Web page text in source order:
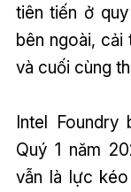
tiên tiến ở
bên ngoài, cải
và cuối cùng
Intel
Quý 1 năm
vẫn là lực